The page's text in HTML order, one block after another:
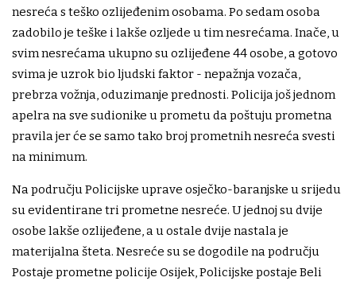
nesreća s teško ozlijeđenim osobama. Po sedam osoba
zadobilo je teške i lakše ozljede u tim nesrećama. Inače, u
svim nesrećama ukupno su ozlijeđene 44 osobe, a gotovo
svima je uzrok bio ljudski faktor - nepažnja vozača,
prebrza vožnja, oduzimanje prednosti. Policija još jednom
apelra na sve sudionike u prometu da poštuju prometna
pravila jer će se samo tako broj prometnih nesreća svesti
na minimum.
Na području Policijske uprave osječko-baranjske u srijedu
su evidentirane tri prometne nesreće. U jednoj su dvije
osobe lakše ozlijeđene, a u ostale dvije nastala je
materijalna šteta. Nesreće su se dogodile na području
Postaje prometne policije Osijek, Policijske postaje Beli